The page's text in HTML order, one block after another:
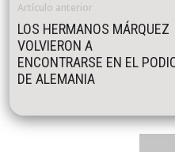
Artículo anterior
LOS HERMANOS MÁRQUEZ
VOLVIERON A
ENCONTRARSE EN EL
DE ALEMANIA